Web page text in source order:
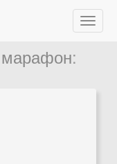
марафон: